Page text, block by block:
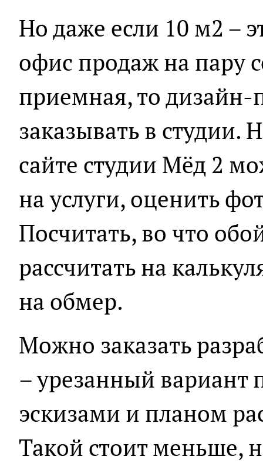
Но даже если 10 м2 –
офис продаж на пару
приемная, то дизайн-
заказывать в студии.
сайте студии Мёд 2
на услуги, оценить
Посчитать, во что
рассчитать на
на обмер.
Можно заказать
– урезанный вариант
эскизами и планом
Такой стоит меньше,